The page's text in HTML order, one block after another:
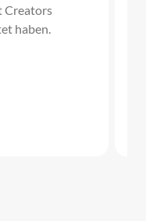
Creators
haben.